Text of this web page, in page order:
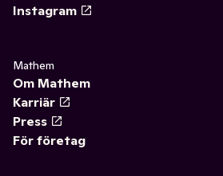
Instagram
Mathem
Om Mathem
Karriär
Press
För företag